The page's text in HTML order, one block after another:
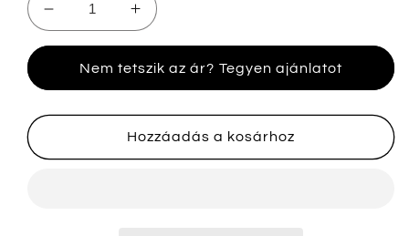
Tiziana
Terenzi
Nero
mennyiségének
csökkentése
Tiziana
Terenzi
Nero
mennyiségének
növelése
Nem tetszik az ár? Tegyen ajánlatot
Hozzáadás a kosárhoz